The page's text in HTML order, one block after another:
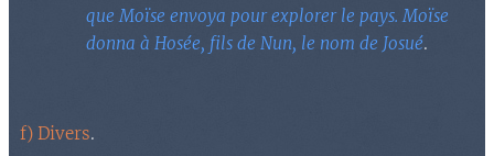
que Moïse envoya pour explorer le pays. Moïse
donna à Hosée, fils de Nun, le nom de Josué.
f) Divers.